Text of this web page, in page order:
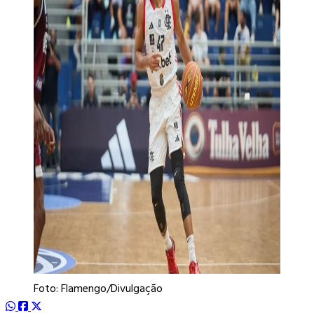
Foto: Flamengo/Divulgação